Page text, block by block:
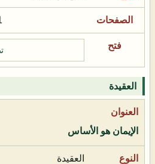
العقيدة
الإيمان هو الأساس
العقيدة